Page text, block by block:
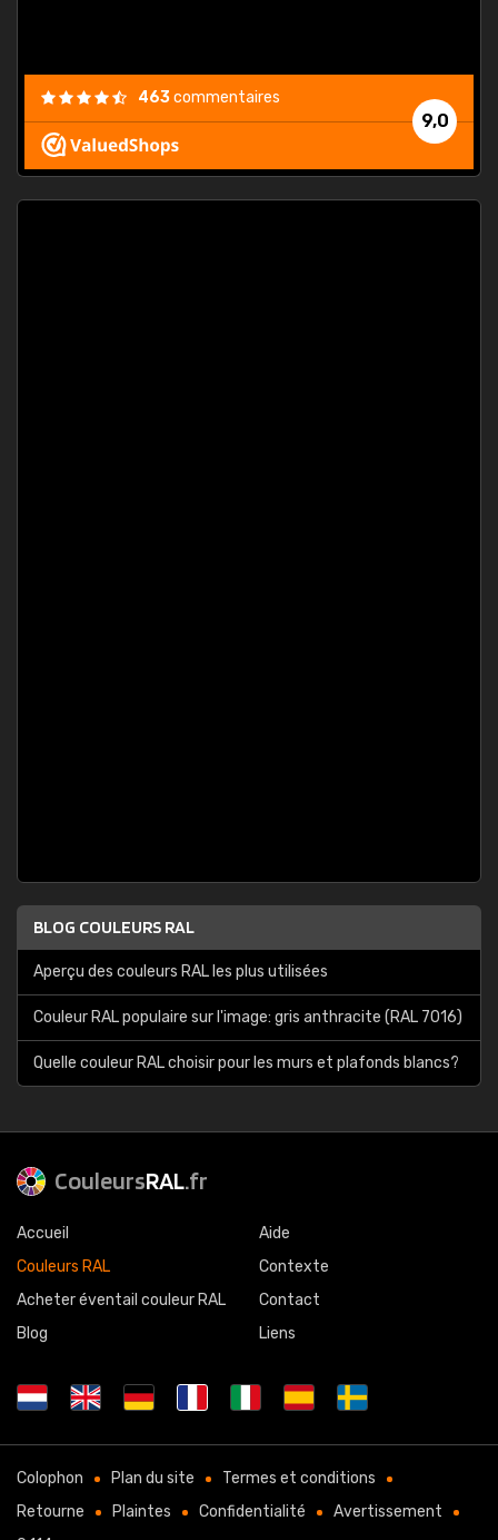
9,0
463commentaires
BLOG COULEURS RAL
Aperçu des couleurs RAL les plus utilisées
Couleur RAL populaire sur l'image: gris anthracite (RAL 7016)
Quelle couleur RAL choisir pour les murs et plafonds blancs?
CouleursRAL.fr
Accueil
Couleurs RAL
Acheter éventail couleur RAL
Blog
Aide
Contexte
Contact
Liens
Colophon Plan du site
Termes et conditions
Retourne
Plaintes Confidentialité
Avertissement